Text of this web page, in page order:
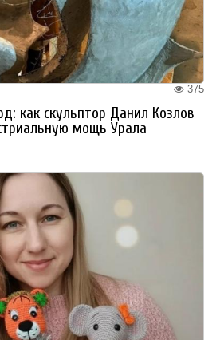
375
как скульптор Данил Козлов
мощь Урала